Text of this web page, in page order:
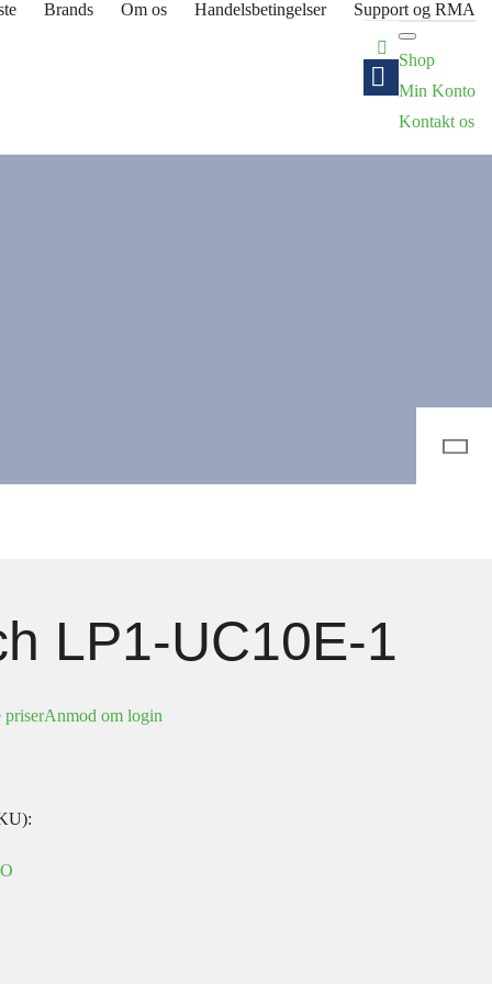
Brands Om os Handelsbetingelser Support og RMA
Shop
Min Konto
Kontakt os
LP1-UC10E-1
priserAnmod om login